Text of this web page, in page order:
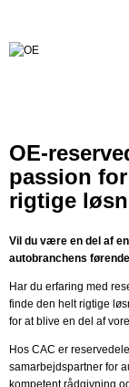
OE-
passion
rigtige
Vil du være en del af
autobranchens
Har du erfaring med
finde den helt rigtige
for at blive en del af
Hos CAC er
samarbejdspartner for
kompetent rådgivning